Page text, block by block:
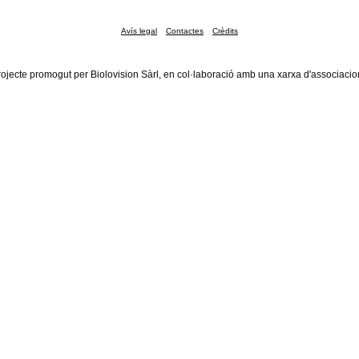
Avís legal Contactes Crèdits
promogut per Biolovision Sàrl, en col·laboració amb una xarxa